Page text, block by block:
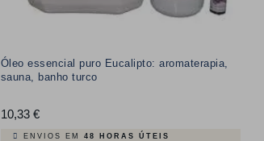
Óleo essencial puro Eucalipto: aromaterapia,
sauna, banho turco
10,33 €Preço
ENVIOS EM 48 HORAS ÚTEIS